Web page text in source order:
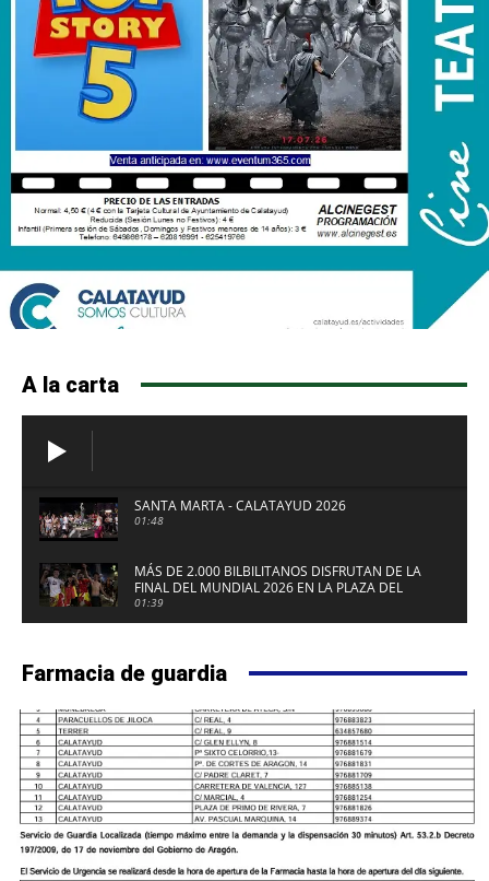
A la carta
SANTA MARTA - CALATAYUD 2026
01:48
MÁS DE 2.000 BILBILITANOS DISFRUTAN DE LA
FINAL DEL MUNDIAL 2026 EN LA PLAZA DEL
FUERTE DE CALATAYUD
01:39
Farmacia de guardia